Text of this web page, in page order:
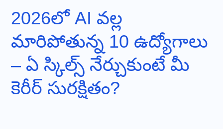
2026లో AI వల్ల
మారిపోతున్న 10 ఉద్యోగాలు
– ఏ స్కిల్స్ నేర్చుకుంటే మీ
కెరీర్ సురక్షితం?